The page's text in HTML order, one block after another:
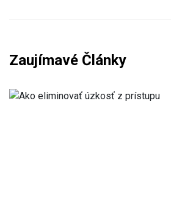
Zaujímavé Články